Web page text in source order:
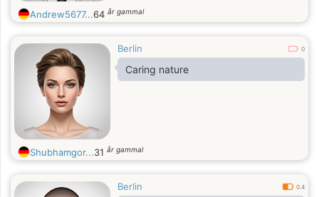
Andrew5677...64 år gammal
Berlin 0
Caring nature
Shubhamgor...31 år gammal
Berlin 0.4